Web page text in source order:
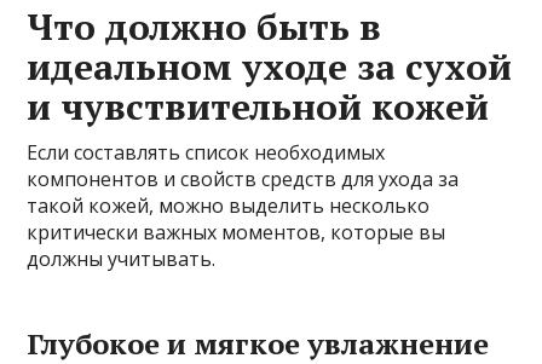
Что должно быть в
идеальном уходе за сухой
и чувствительной кожей
Если составлять список необходимых
компонентов и свойств средств для ухода за
такой кожей, можно выделить несколько
критически важных моментов, которые вы
должны учитывать.
Глубокое и мягкое увлажнение